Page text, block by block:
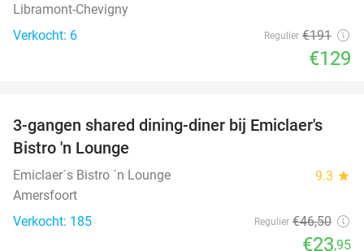
Libramont-Chevigny
Verkocht: 6
Regulier €191
€129
48%
3-gangen shared dining-diner bij Emiclaer's
Bistro 'n Lounge
Emiclaer´s Bistro ´n Lounge 9.3 star
Amersfoort
Verkocht: 185
Regulier €46,50
€23,95